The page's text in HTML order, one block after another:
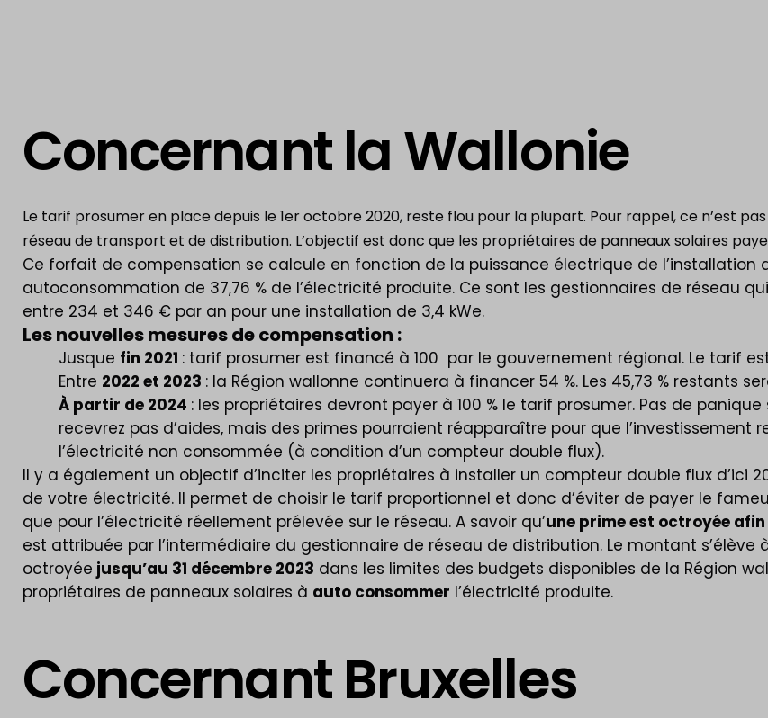
Concernant la Wallonie
Le tarif prosumer en place depuis le 1er octobre 2020, reste flou pour la plupart. Pour rappel, ce n’est
réseau de transport et de distribution. L’objectif est donc que les propriétaires de panneaux solaires
Ce forfait de compensation se calcule en fonction de la puissance électrique de l’installation
autoconsommation de 37,76 % de l’électricité produite. Ce sont les gestionnaires de réseau
entre 234 et 346 € par an pour une installation de 3,4 kWe.
Les nouvelles mesures de compensation :
Jusque fin 2021 : tarif prosumer est financé à 100 par le gouvernement régional. Le tarif
Entre 2022 et 2023 : la Région wallonne continuera à financer 54 %. Les 45,73 % restants
À partir de 2024 : les propriétaires devront payer à 100 % le tarif prosumer. Pas de
recevrez pas d’aides, mais des primes pourraient réapparaître pour que
l’électricité non consommée (à condition d’un compteur double flux).
Il y a également un objectif d’inciter les propriétaires à installer un compteur double flux d’ici
de votre électricité. Il permet de choisir le tarif proportionnel et donc d’éviter de payer le
que pour l’électricité réellement prélevée sur le réseau. A savoir qu’une prime est octroyée
est attribuée par l’intermédiaire du gestionnaire de réseau de distribution. Le montant s’élève
octroyée jusqu’au 31 décembre 2023 dans les limites des budgets disponibles de la Région
propriétaires de panneaux solaires à auto consommer l’électricité produite.
Concernant Bruxelles